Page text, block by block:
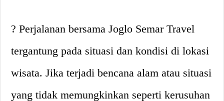
? Perjalanan bersama Joglo Semar Travel
tergantung pada situasi dan kondisi di lokasi
wisata. Jika terjadi bencana alam atau situasi
yang tidak memungkinkan seperti kerusuhan